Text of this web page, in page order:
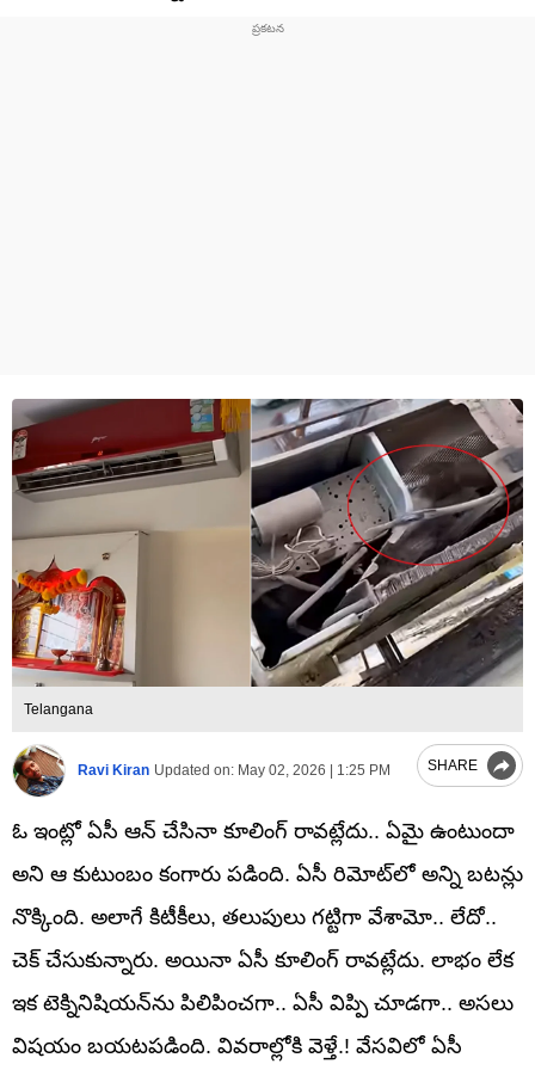
Telangana
Ravi Kiran Updated on: May 02, 2026 | 1:25 PM SHARE
ఓ ఇంట్లో ఏసీ ఆన్ చేసినా కూలింగ్ రావట్లేదు.. ఏమై ఉంటుందా
అని ఆ కుటుంబం కంగారు పడింది. ఏసీ రిమోట్‌లో అన్ని బటన్లు
నొక్కింది. అలాగే కిటీకీలు, తలుపులు గట్టిగా వేశామో.. లేదో..
చెక్ చేసుకున్నారు. అయినా ఏసీ కూలింగ్ రావట్లేదు. లాభం లేక
ఇక టెక్నినిషియన్‌ను పిలిపించగా.. ఏసీ విప్పి చూడగా.. అసలు
విషయం బయటపడింది. వివరాల్లోకి వెళ్తే.! వేసవిలో ఏసీ